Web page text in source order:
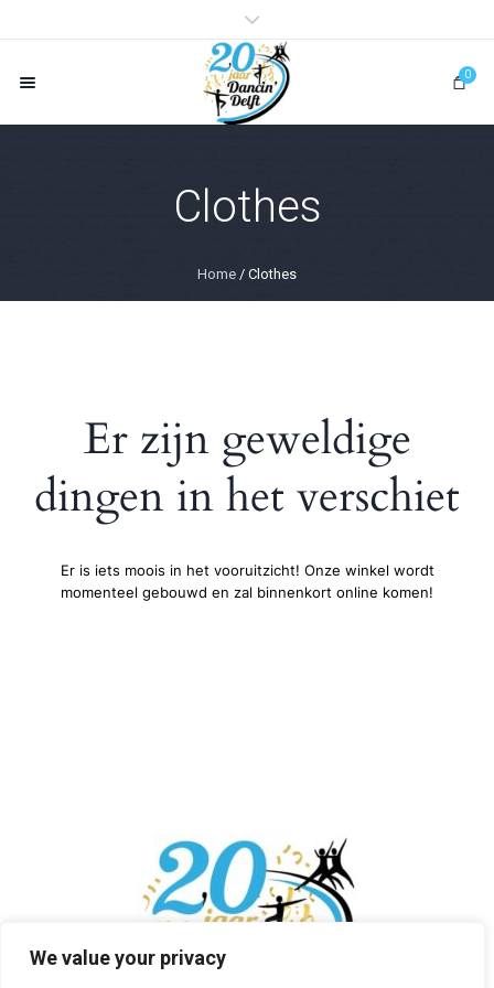
We value your privacy
0
Clothes
Home / Clothes
Er zijn geweldige
dingen in het verschiet
Er is iets moois in het vooruitzicht! Onze winkel wordt
momenteel gebouwd en zal binnenkort online komen!